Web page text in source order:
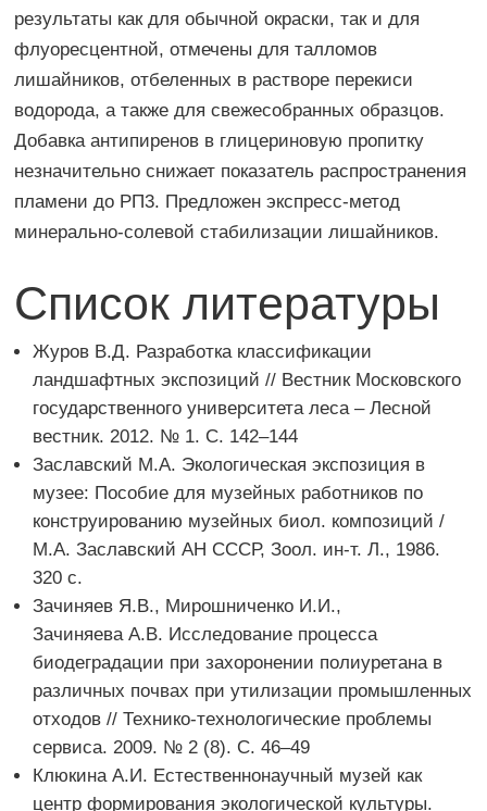
результаты как для обычной окраски, так и для
флуоресцентной, отмечены для талломов
лишайников, отбеленных в растворе перекиси
водорода, а также для свежесобранных образцов.
Добавка антипиренов в глицериновую пропитку
незначительно снижает показатель распространения
пламени до РП3. Предложен экспресс-метод
минерально-солевой стабилизации лишайников.
Список литературы
Журов В.Д. Разработка классификации
ландшафтных экспозиций // Вестник Московского
государственного университета леса – Лесной
вестник. 2012. № 1. С. 142–144
Заславский М.А. Экологическая экспозиция в
музее: Пособие для музейных работников по
конструированию музейных биол. композиций /
М.А. Заславский АН СССР, Зоол. ин-т. Л., 1986.
320 с.
Зачиняев Я.В., Мирошниченко И.И.,
Зачиняева А.В. Исследование процесса
биодеградации при захоронении полиуретана в
различных почвах при утилизации промышленных
отходов // Технико-технологические проблемы
сервиса. 2009. № 2 (8). С. 46–49
Клюкина А.И. Естественнонаучный музей как
центр формирования экологической культуры.